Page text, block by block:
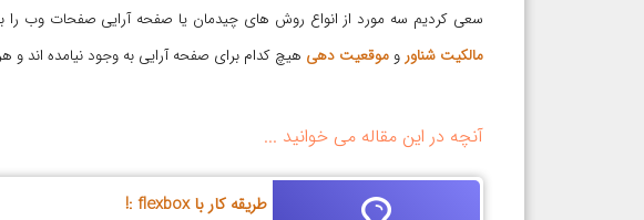
سعی کردیم سه مورد از انواع روش های چیدمان یا صفحه آرایی صفحات وب را به
مالکیت شناور وموقعیت دهی هیچ کدام برای صفحه آرایی به وجود نیامده اند و
آنچه در این مقاله می خوانید ...
طریقه کار با flexbox :!